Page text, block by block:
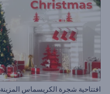
افتتاحية شجرة الكريسماس المزينة